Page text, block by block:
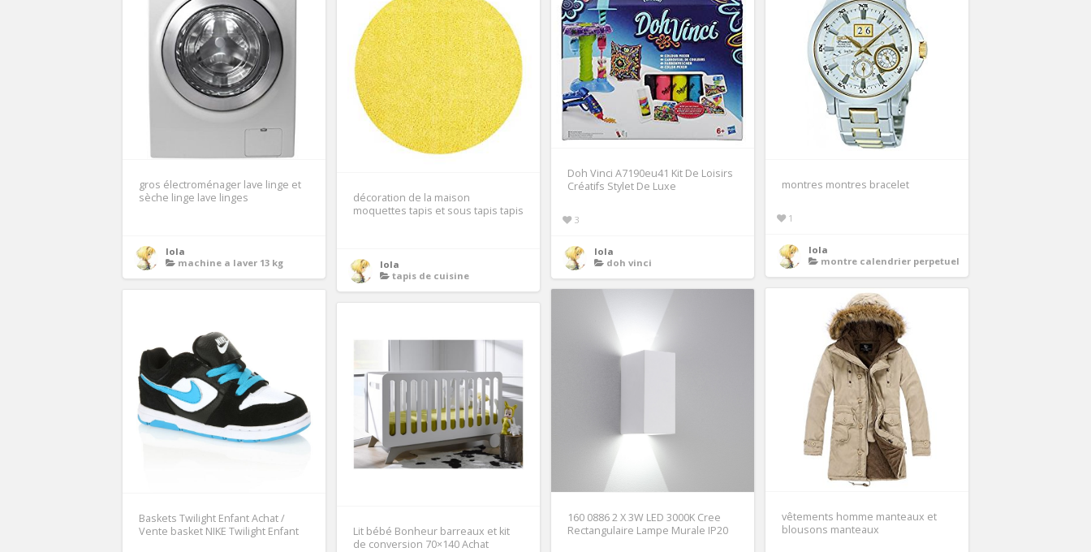
gros électroménager lave linge et
sèche linge lave linges
lola
machine a laver 13 kg
Doh Vinci A7190eu41 Kit De Loisirs
Créatifs Stylet De Luxe
3
lola
doh vinci
montres montres bracelet
1
lola
montre calendrier perpetuel
décoration de la maison
moquettes tapis et sous tapis tapis
lola
tapis de cuisine
vêtements homme manteaux et
blousons manteaux
160 0886 2 X 3W LED 3000K Cree
Rectangulaire Lampe Murale IP20
Baskets Twilight Enfant Achat /
Vente basket NIKE Twilight Enfant
Lit bébé Bonheur barreaux et kit
de conversion 70×140 Achat